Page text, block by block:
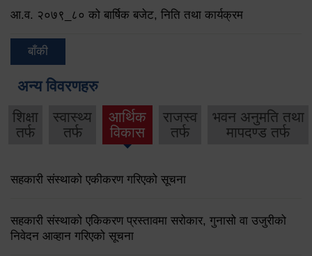
आ.व. २०७९‌_८० को बार्षिक बजेट, निति तथा कार्यक्रम
बाँकी
अन्य विवरणहरु
शिक्षा
तर्फ
स्वास्थ्य
तर्फ
आर्थिक
विकास
राजस्व
तर्फ
भवन अनुमति तथा
मापदण्ड तर्फ
सहकारी संस्थाको एकीकरण गरिएको सूचना
सहकारी संस्थाको एकिकरण प्रस्तावमा सरोकार, गुनासो वा उजुरीको
निवेदन आव्हान गरिएको सूचना